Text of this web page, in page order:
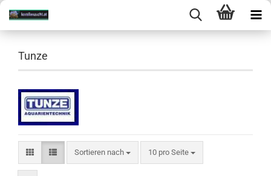
Tunze
Sortieren nach 10 pro Seite